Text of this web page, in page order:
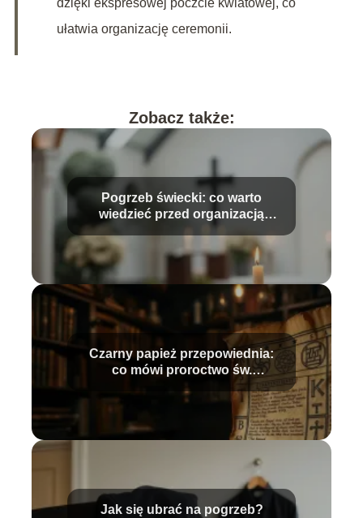
dzięki ekspresowej poczcie kwiatowej, co
ułatwia organizację ceremonii.
Zobacz także:
Pogrzeb świecki: co warto
wiedzieć przed organizacją
ceremonii?
Czarny papież przepowiednia:
co mówi proroctwo św.
Malachiasza?
Jak się ubrać na pogrzeb?